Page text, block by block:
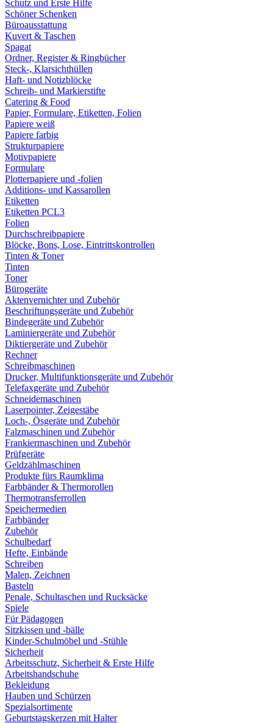
Schutz und Erste Hilfe
Schöner Schenken
Büroausstattung
Kuvert & Taschen
Spagat
Ordner, Register & Ringbücher
Steck-, Klarsichthüllen
Haft- und Notizblöcke
Schreib- und Markierstifte
Catering & Food
Papier, Formulare, Etiketten, Folien
Papiere weiß
Papiere farbig
Strukturpapiere
Motivpapiere
Formulare
Plotterpapiere und -folien
Additions- und Kassarollen
Etiketten
Etiketten PCL3
Folien
Durchschreibpapiere
Blöcke, Bons, Lose, Eintrittskontrollen
Tinten & Toner
Tinten
Toner
Bürogeräte
Aktenvernichter und Zubehör
Beschriftungsgeräte und Zubehör
Bindegeräte und Zubehör
Laminiergeräte und Zubehör
Diktiergeräte und Zubehör
Rechner
Schreibmaschinen
Drucker, Multifunktionsgeräte und Zubehör
Telefaxgeräte und Zubehör
Schneidemaschinen
Laserpointer, Zeigestäbe
Loch-, Ösgeräte und Zubehör
Falzmaschinen und Zubehör
Frankiermaschinen und Zubehör
Prüfgeräte
Geldzählmaschinen
Produkte fürs Raumklima
Farbbänder & Thermorollen
Thermotransferrollen
Speichermedien
Farbbänder
Zubehör
Schulbedarf
Hefte, Einbände
Schreiben
Malen, Zeichnen
Basteln
Penale, Schultaschen und Rucksäcke
Spiele
Für Pädagogen
Sitzkissen und -bälle
Kinder-Schulmöbel und -Stühle
Sicherheit
Arbeitsschutz, Sicherheit & Erste Hilfe
Arbeitshandschuhe
Bekleidung
Hauben und Schürzen
Spezialsortimente
Geburtstagskerzen mit Halter